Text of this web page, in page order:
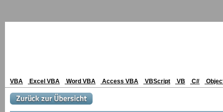
VBA Excel VBA Word VBA Access VBA VBScript VB C#